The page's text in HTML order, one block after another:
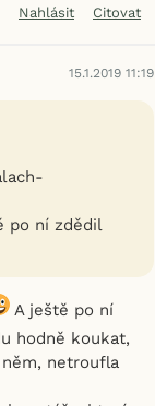
Nahlásit Citovat
15.1.2019 11:19
po ní zdědil
A ještě po ní
hodně koukat,
netroufla